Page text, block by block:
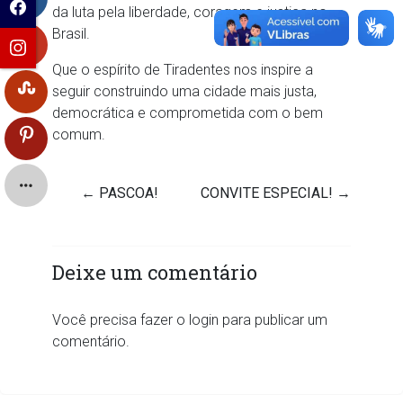
da luta pela liberdade, coragem e justiça no
Brasil.
Que o espírito de Tiradentes nos inspire a
seguir construindo uma cidade mais justa,
democrática e comprometida com o bem
comum.
← PASCOA! CONVITE ESPECIAL! →
Deixe um comentário
Você precisa fazer o login para publicar um
comentário.